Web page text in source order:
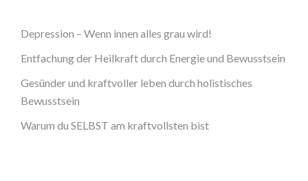
Depression – Wenn innen alles grau wird!
Entfachung der Heilkraft durch Energie und Bewusstsein
Gesünder und kraftvoller leben durch holistisches
Bewusstsein
Warum du SELBST am kraftvollsten bist